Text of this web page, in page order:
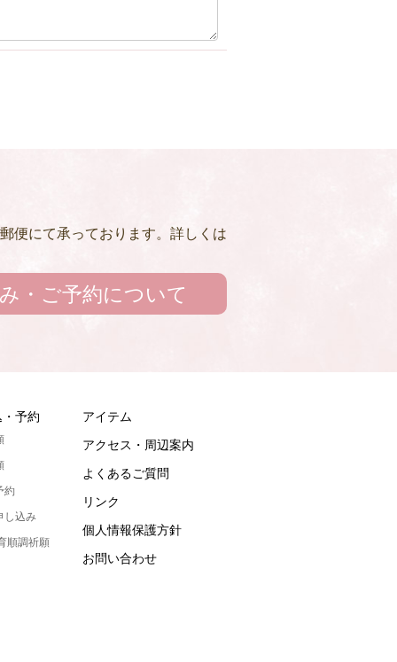
便にて承っております。詳しくは
・ご予約について
予約
約
し込み
順調祈願
アイテム
アクセス・周辺案内
よくあるご質問
リンク
個人情報保護方針
お問い合わせ